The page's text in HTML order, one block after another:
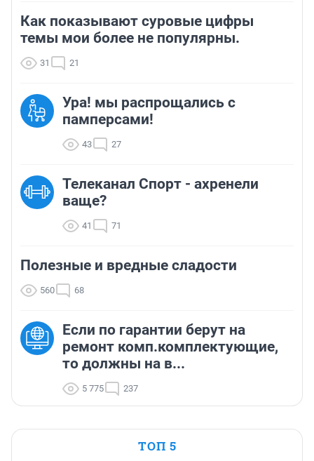
Как показывают суровые цифры
темы мои более не популярны.
31 21
Ура! мы распрощались с
памперсами!
43 27
Телеканал Спорт - ахренели
ваще?
41 71
Полезные и вредные сладости
560 68
Если по гарантии берут на
ремонт комп.комплектующие,
то должны на в...
5 775 237
ТОП 5